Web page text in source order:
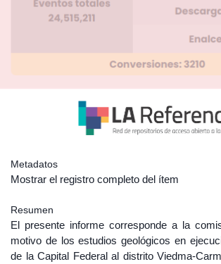
Metadatos
Mostrar el registro completo del ítem
Resumen
El presente informe corresponde a la
motivo de los estudios geológicos en
de la Capital Federal al distrito Viedma-